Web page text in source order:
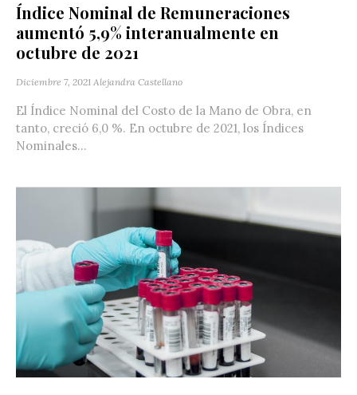
Índice Nominal de Remuneraciones
aumentó 5,9% interanualmente en
octubre de 2021
Diciembre 7, 2021 Alejandra Castellano
El Índice Nominal del Costo de la Mano de Obra, en
tanto, creció 6,0 %. En octubre de 2021, los Índices
Nominales...